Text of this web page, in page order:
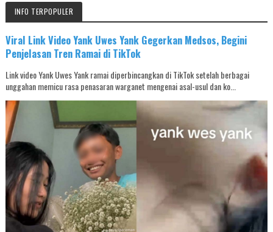
INFO TERPOPULER
Viral Link Video Yank Uwes Yank Gegerkan Medsos, Begini
Penjelasan Tren Ramai di TikTok
Link video Yank Uwes Yank ramai diperbincangkan di TikTok setelah berbagai
unggahan memicu rasa penasaran warganet mengenai asal-usul dan ko...